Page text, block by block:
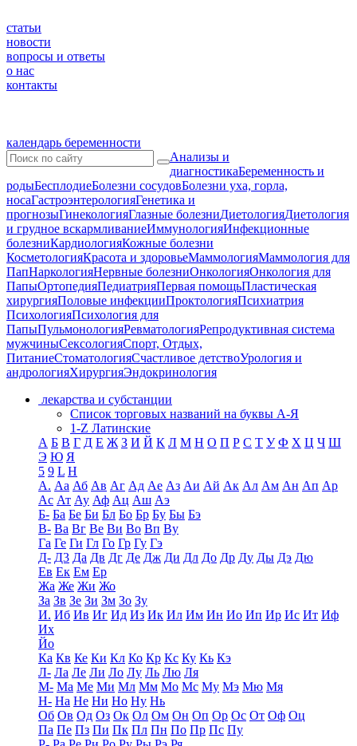
статьи
новости
вопросы и ответы
о нас
контакты
календарь беременности
Анализы и
диагностикаБеременность и
родыБесплодиеБолезни сосудовБолезни уха, горла,
носаГастроэнтерологияГенетика и
прогнозыГинекологияГлазные болезниДиетологияДиетология
и грудное вскармливаниеИммунологияИнфекционные
болезниКардиологияКожные болезни
КосметологияКрасота и здоровьеМаммологияМаммология для
ПапНаркологияНервные болезниОнкологияОнкология для
ПапыОртопедияПедиатрияПервая помощьПластическая
хирургияПоловые инфекцииПроктологияПсихиатрия
ПсихологияПсихология для
ПапыПульмонологияРевматологияРепродуктивная система
мужчиныСексологияСпорт, Отдых,
ПитаниеСтоматологияСчастливое детствоУрология и
андрологияХирургияЭндокринология
лекарства и субстанции
Список торговых названий на буквы А-Я
1-Z Латинские
А Б В Г Д Е Ж З И Й К Л М Н О П Р С Т У Ф Х Ц Ч Ш
Э Ю Я
5 9 L H
А. Аа Аб Ав Аг Ад Ае Аз Аи Ай Ак Ал Ам Ан Ап Ар
Ас Ат Ау Аф Ац Аш Аэ
Б- Ба Бе Би Бл Бо Бр Бу Бы Бэ
В- Ва Вг Ве Ви Во Вп Ву
Га Ге Ги Гл Го Гр Гу Гэ
Д- Д3 Да Дв Дг Де Дж Ди Дл До Др Ду Ды Дэ Дю
Ев Ек Ем Ер
Жа Же Жи Жо
За Зв Зе Зи Зм Зо Зу
И. Иб Ив Иг Ид Из Ик Ил Им Ин Ио Ип Ир Ис Ит Иф
Их
Йо
Ка Кв Ке Ки Кл Ко Кр Кс Ку Кь Кэ
Л- Ла Ле Ли Ло Лу Ль Лю Ля
М- Ма Ме Ми Мл Мм Мо Мс Му Мэ Мю Мя
Н- На Не Ни Но Ну Нь
Об Ов Од Оз Ок Ол Ом Он Оп Ор Ос От Оф Оц
Па Пе Пз Пи Пк Пл Пн По Пр Пс Пу